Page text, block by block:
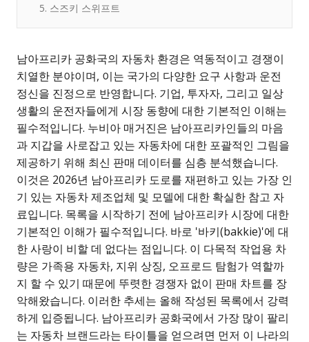
5. 스즈키 스위프트
남아프리카 공화국의 자동차 환경은 역동적이고 경쟁이
치열한 분야이며, 이는 국가의 다양한 요구 사항과 운전
정신을 진정으로 반영합니다. 기업, 투자자, 그리고 일상
생활의 운전자들에게 시장 동향에 대한 기본적인 이해는
필수적입니다. 누비아 매거진은 남아프리카인들의 마음
과 지갑을 사로잡고 있는 자동차에 대한 포괄적인 그림을
제공하기 위해 최신 판매 데이터를 심층 분석했습니다.
이것은 2026년 남아프리카 도로를 재편하고 있는 가장 인
기 있는 자동차 제조업체 및 모델에 대한 확실한 참고 자
료입니다. 목록을 시작하기 전에 남아프리카 시장에 대한
기본적인 이해가 필수적입니다. 바로 '바키(bakkie)'에 대
한 사랑이 비할 데 없다는 점입니다. 이 다목적 작업용 차
량은 가족용 자동차, 지위 상징, 오프로드 탐험가 역할까
지 할 수 있기 때문에 뚜렷한 경쟁자 없이 판매 차트를 장
악해왔습니다. 이러한 추세는 올해 작성된 목록에서 강력
하게 입증됩니다. 남아프리카 공화국에서 가장 많이 팔리
는 자동차 브랜드라는 타이틀을 얻으려면 먼저 이 나라의